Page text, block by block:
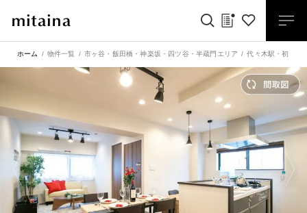
ホーム 物件一覧 市ヶ谷・飯田橋・神楽坂・四ツ谷・半蔵門エリア 代々木駅 ・初台駅